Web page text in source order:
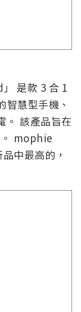
是款 3 合 1
智慧型手機、
。 該產品旨在
mophie
中最高的，